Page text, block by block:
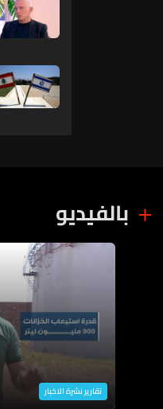
بالفيديو
تقارير نشرة الاخبار